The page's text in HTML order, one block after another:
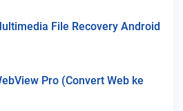
File Recovery Android
Pro (Convert Web ke